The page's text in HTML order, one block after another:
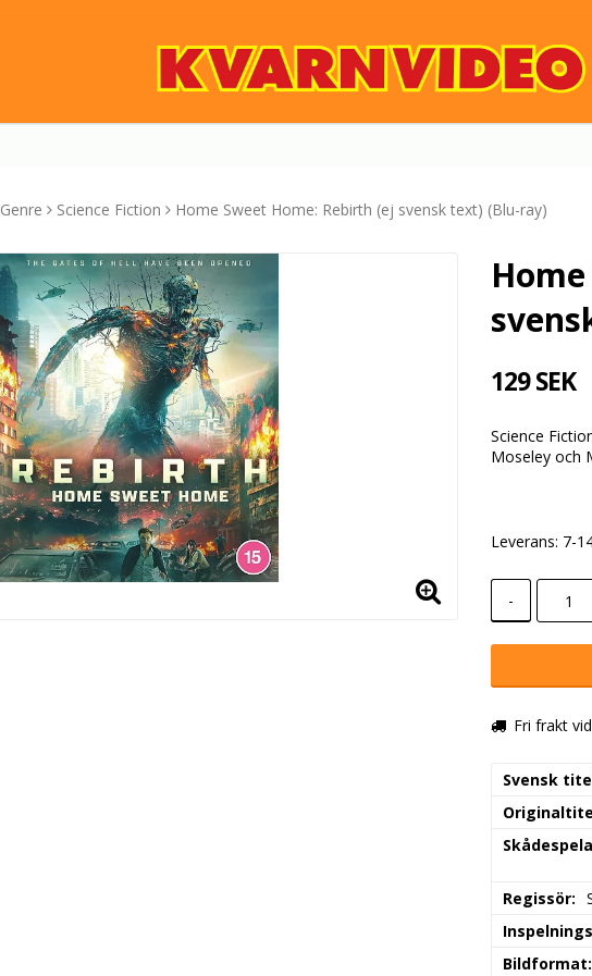
Genre Science Fiction Home Sweet Home: Rebirth (ej svensk text) (Blu-ray)
129 SEK
Science
Moseley och
Leverans: 7-
-
Fri frakt
Svensk
Regissör
Bildformat